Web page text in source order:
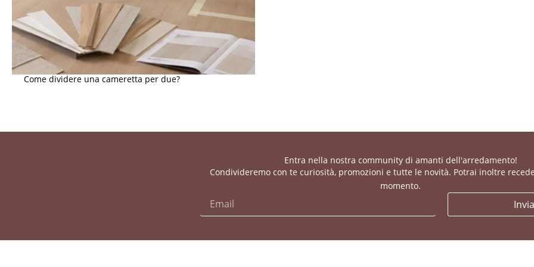
Come dividere una cameretta per due?
Entra nella nostra community di amanti dell'arredamento!
Condivideremo con te curiosità, promozioni e tutte le novità. Potrai inoltre
momento.
Invia